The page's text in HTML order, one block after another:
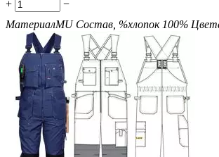
+
−
МатериалMU Состав, %хлопок 100%